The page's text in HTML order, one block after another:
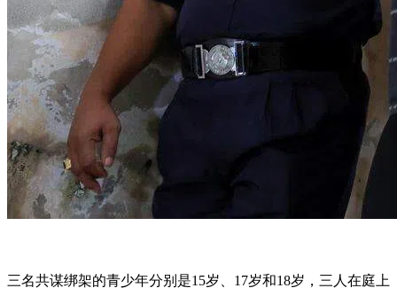
三名共谋绑架的青少年分别是15岁、17岁和18岁，三人在庭上